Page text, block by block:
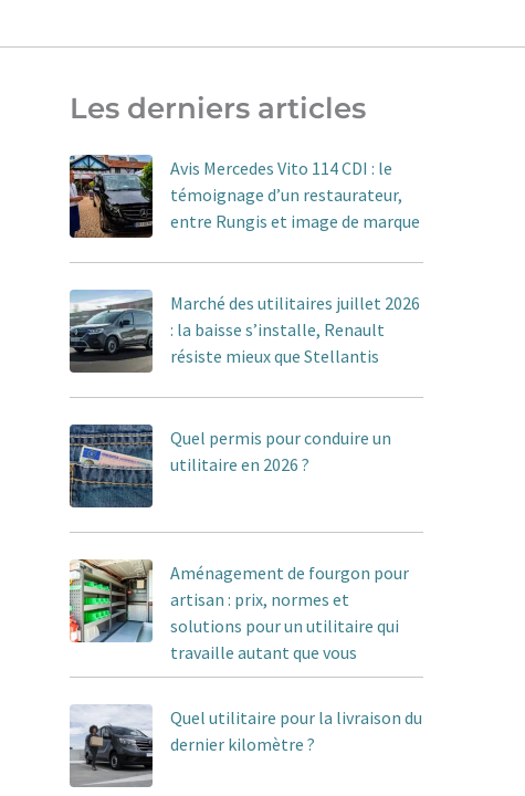
Les derniers articles
Avis Mercedes Vito 114 CDI : le
témoignage d’un restaurateur,
entre Rungis et image de marque
Marché des utilitaires juillet 2026
: la baisse s’installe, Renault
résiste mieux que Stellantis
Quel permis pour conduire un
utilitaire en 2026 ?
Aménagement de fourgon pour
artisan : prix, normes et
solutions pour un utilitaire qui
travaille autant que vous
Quel utilitaire pour la livraison du
dernier kilomètre ?